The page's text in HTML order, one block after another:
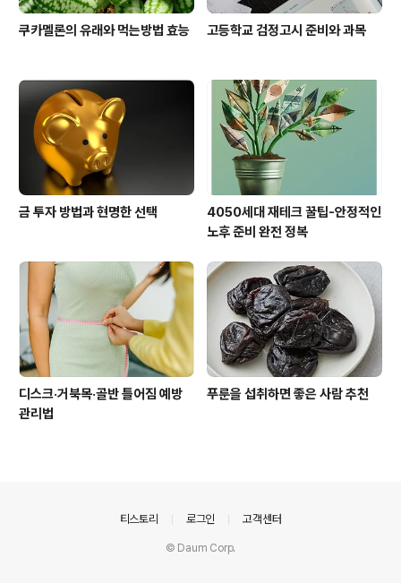
쿠카멜론의 유래와 먹는방법 효능 고등학교 검정고시 준비와 과목
금 투자 방법과 현명한 선택
4050세대 재테크 꿀팁-안정적인
노후 준비 완전 정복
디스크·거북목·골반 틀어짐 예방
관리법
푸룬을 섭취하면 좋은 사람 추천
티스토리 로그인 고객센터
© Daum Corp.